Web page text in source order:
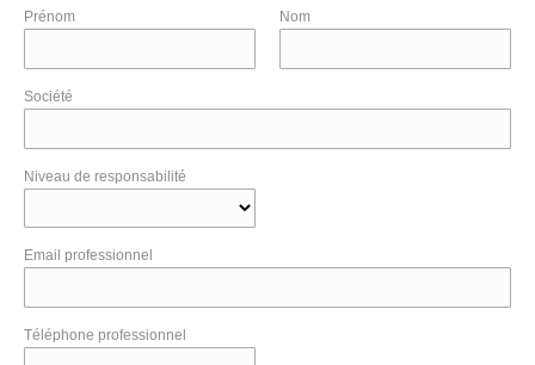
Prénom Nom
Société
Niveau de responsabilité
Email professionnel
Téléphone professionnel